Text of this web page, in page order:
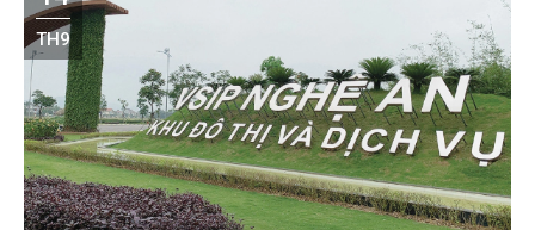
TH9